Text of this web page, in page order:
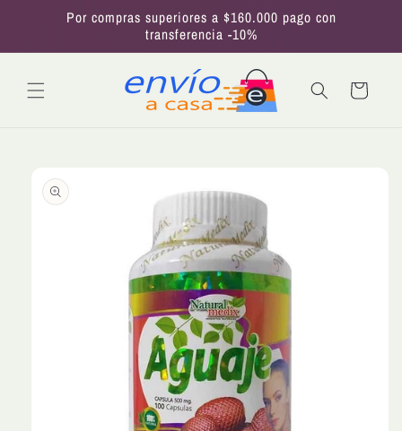
directamentePor compras superiores a $160.000 pago con
transferencia -10%
Carrito
información